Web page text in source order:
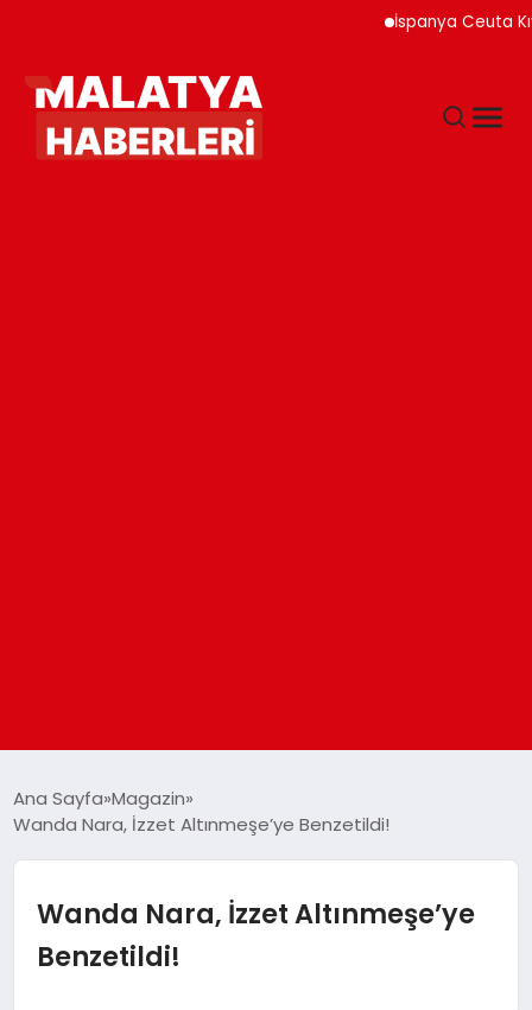
İspanya Ceuta
DÜNYA
Ana Sayfa Magazin
Wanda Nara, İzzet Altınmeşe’ye Benzetildi!
Wanda Nara, İzzet Altınmeşe’ye
Benzetildi!